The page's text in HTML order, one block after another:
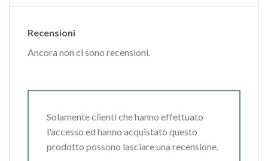
Recensioni
Ancora non ci sono recensioni.
Solamente clienti che hanno effettuato
l'accesso ed hanno acquistato questo
prodotto possono lasciare una recensione.